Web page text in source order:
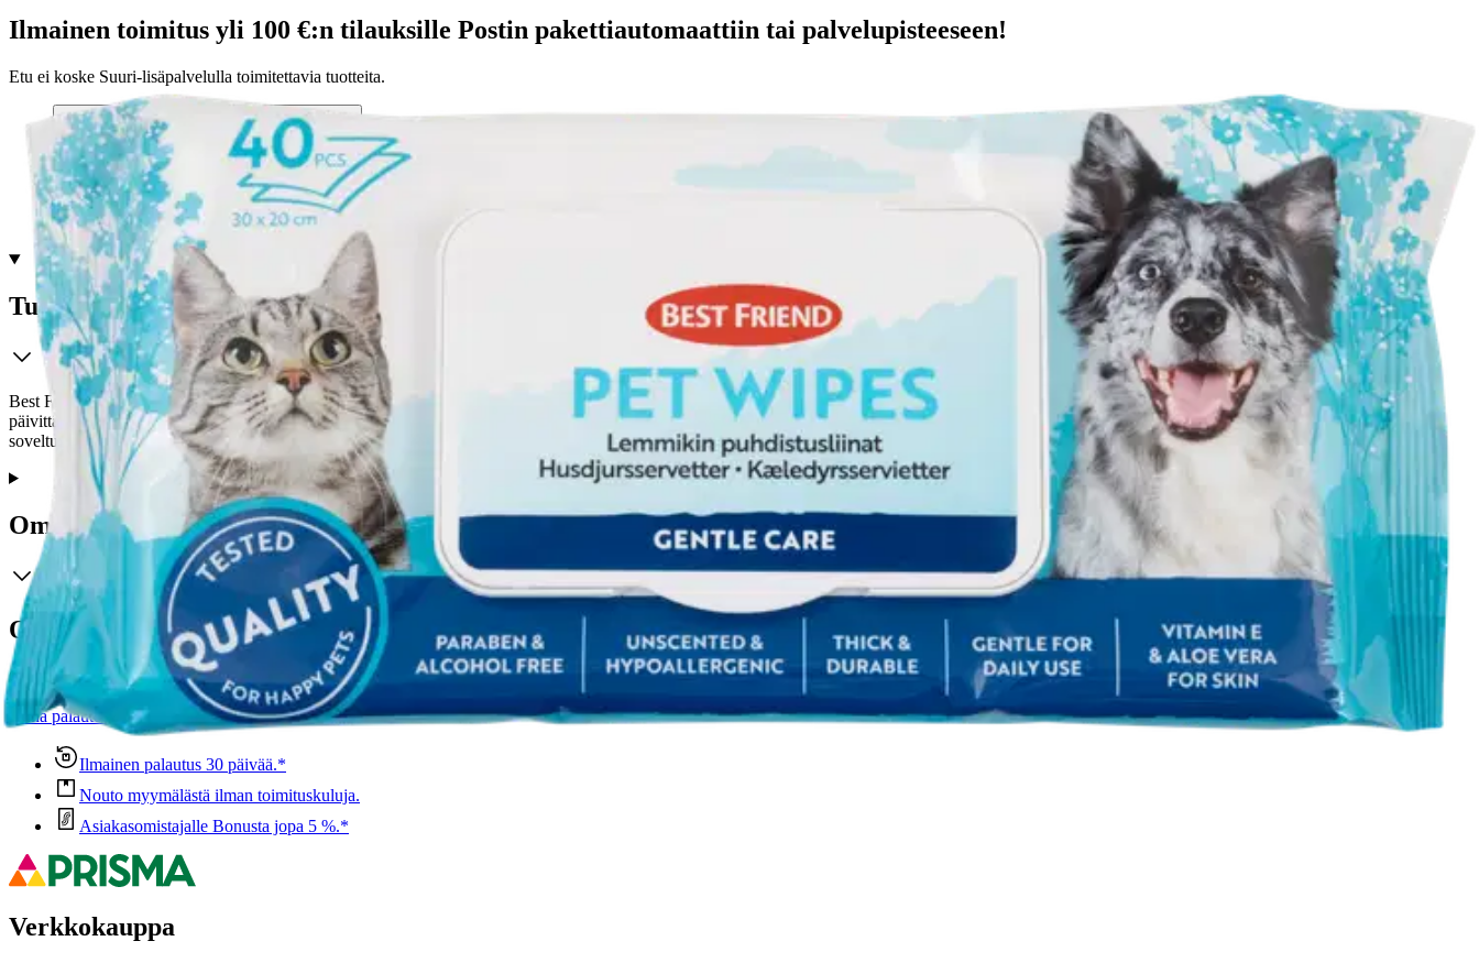
Ilmainen toimitus yli 100 €:n tilauksille Postin pakettiautomaattiin tai palvelupisteeseen!
Etu ei koske Suuri‑lisäpalvelulla toimitettavia tuotteita.
Tarkista myymäläsaatavuus
Tuotekuvaus
Best Friend Pet Wipes lemmikinpuhdistusliinoilla poistat helposti lian ja hajut lemmikin turkista ja iholta. Nämä kestävästä, mutta hellävaraisesta, kuitukankaasta valmistetut liinat sopivat erittäin hyvin
päivittäiseen käyttöön sekä kissoille että koirille. Pehmeillä ja hajusteettomilla liinoilla puhdistat nopeasti ja turvallisesti mm. kuonon, tassut, turkin tai lemmikin pepun. Best Friend Pet Wipes puhdistusliinat
soveltuvat myös käsien puhdistamiseen. Pehmoista puhtautta parhaalle kaverillesi! Hävitetään sekajätteen mukana. Treat with love.
Ominaisuudet
Oletko tyytyväinen tuotetietoihin?
Ovatko tuotetiedot riittävät? Jos tuotetiedoissa on puutteita tai niitä voisi muuten parantaa, anna palautetta.
Anna palautetta Avautuu uuteen välilehteen
Ilmainen palautus 30 päivää.*
Nouto myymälästä ilman toimituskuluja.
Asiakasomistajalle Bonusta jopa 5 %.*
Verkkokauppa